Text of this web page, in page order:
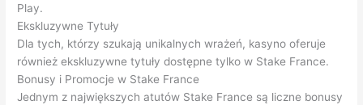
Play.
Ekskluzywne Tytuły
Dla tych, którzy szukają unikalnych wrażeń, kasyno oferuje
również ekskluzywne tytuły dostępne tylko w Stake France.
Bonusy i Promocje w Stake France
Jednym z największych atutów Stake France są liczne bonusy